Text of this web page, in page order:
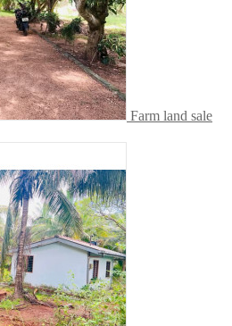
Farm land sale